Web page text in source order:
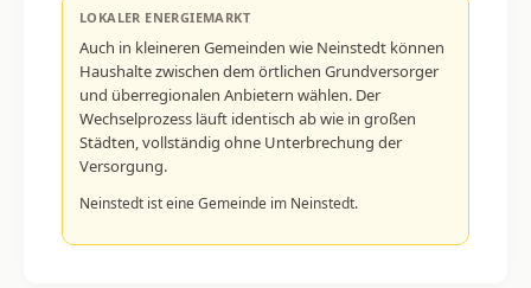
LOKALER ENERGIEMARKT
Auch in kleineren Gemeinden wie Neinstedt können
Haushalte zwischen dem örtlichen Grundversorger
und überregionalen Anbietern wählen. Der
Wechselprozess läuft identisch ab wie in großen
Städten, vollständig ohne Unterbrechung der
Versorgung.
Neinstedt ist eine Gemeinde im Neinstedt.